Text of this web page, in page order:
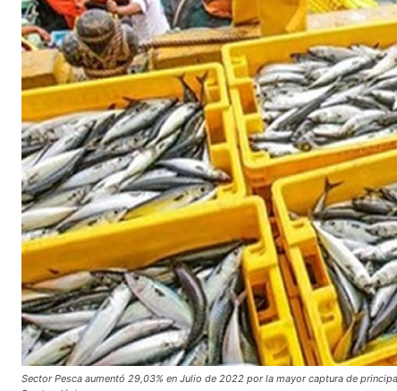
Sector Pesca aumentó 29,03% en Julio de 2022 por la mayor captura de